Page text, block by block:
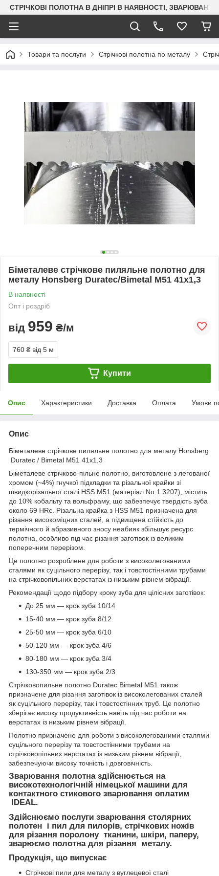
СТРІЧКОВІ ПОЛОТНА В ДНІПРІ В НАЯВНОСТІ,
Товари та послуги Стрічкові полотна по металу
Біметалеве стрічкове пиляльне полотно для
металу Honsberg Duratec/Bimetal M51 41х1,3
В наявності
Опт і роздріб
від 959 ₴/м
760 ₴ від 5 м
Купити
Опис Характеристики Доставка Оплата Умови
Опис
Біметалеве стрічкове пиляльне полотно для металу Honsberg
Duratec / Bimetal M51 41х1,3
Біметалеве стрічково-пільне полотно, виготовлене з легованої
хромом (~4%) гнучкої підкладки та різальної крайки зі
швидкорізальної сталі HSS M51 (матеріал No 1.3207), містить
до 10% кобальту та вольфраму, що забезпечує твердість зуба
около 69 HRc. Різальна крайка з HSS M51 призначена для
різання високоміцних сталей, а підвищена стійкість до
термічного й абразивного зносу неабияк збільшує ресурс
полотна, особливо під час різання заготівок із великим
поперечним перерізом.
Це полотно розроблене для роботи з високолегованими
сталями як суцільного перерізу, так і товстостінними трубами
на стрічковопільних верстатах із низьким рівнем вібрації.
Рекомендації щодо підбору кроку зуба для цілісних заготівок:
До 25 мм — крок зуба 10/14
15-40 мм — крок зуба 8/12
25-50 мм — крок зуба 6/10
50-120 мм — крок зуба 4/6
80-180 мм — крок зуба 3/4
130-350 мм — крок зуба 2/3
Стрічковопильне полотно Duratec Bimetal M51 також
призначене для різання заготівок із високолегованих сталей
як суцільного перерізу, так і товстостінних труб. Це полотно
зберігає високу продуктивність навіть під час роботи на
верстатах із низьким рівнем вібрації.
Полотно призначене для роботи з високолегованими сталями
суцільного перерізу та товстостінними трубами на
стрічковопільних верстатах із низьким рівнем вібрації,
забезпечуючи високу точність і довговічність.
Зварювання полотна здійснюється на
високотехнологічній німецької машини для
контактного стикового зварювання оплатим
IDEAL.
Здійснюємо послуги зварювання столярних
полотен і пил для пилорів, стрічкових ножів
для різання поролону тканини, шкіри, паперу,
зварюємо полотна для різання металу.
Продукція, що випускає
Стрічкові пили для металу з вуглецевої сталі